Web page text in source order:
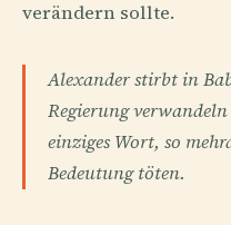
verändern sollte.
Alexander stirbt in
Regierung
einziges Wort, so
Bedeutung töten.